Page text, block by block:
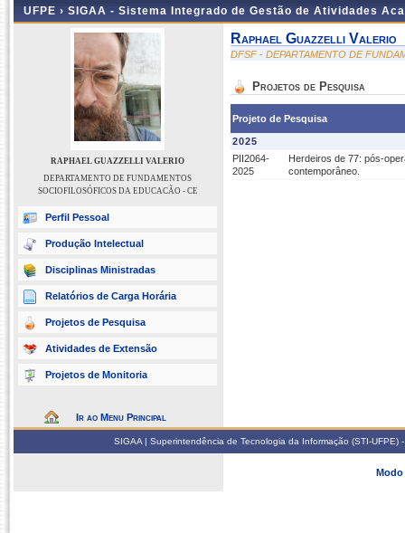
UFPE › SIGAA - Sistema Integrado de Gestão de Atividades
RAPHAEL GUAZZELLI VALERIO
DEPARTAMENTO DE FUNDAMENTOS
SOCIOFILOSÓFICOS DA EDUCACÃO - CE
Perfil Pessoal
Produção Intelectual
Disciplinas Ministradas
Relatórios de Carga Horária
Projetos de Pesquisa
Atividades de Extensão
Projetos de Monitoria
Ir ao Menu Principal
Raphael Guazzelli Valerio
DFSF - DEPARTAMENTO DE
Projetos de Pesquisa
Projeto de Pesquisa
2025
PII2064-
2025
Herdeiros de 77: pós-
contemporâneo.
SIGAA | Superintendência de Tecnologia da Informação (STI-
Modo